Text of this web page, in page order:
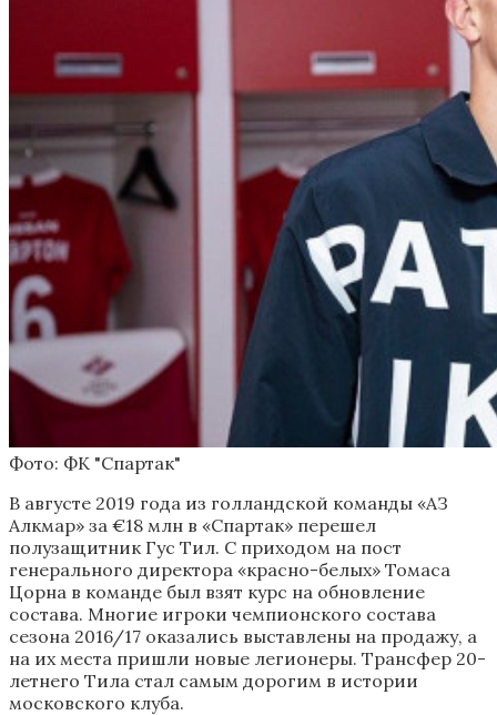
Фото: ФК "Спартак"
В августе 2019 года из голландской команды «АЗ
Алкмар» за €18 млн в «Спартак» перешел
полузащитник Гус Тил. С приходом на пост
генерального директора «красно-белых» Томаса
Цорна в команде был взят курс на обновление
состава. Многие игроки чемпионского состава
сезона 2016/17 оказались выставлены на продажу, а
на их места пришли новые легионеры. Трансфер 20-
летнего Тила стал самым дорогим в истории
московского клуба.